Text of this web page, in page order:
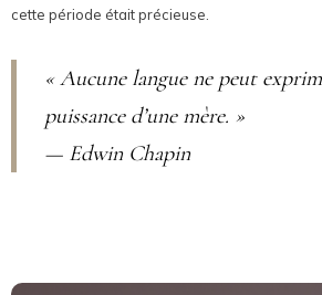
cette période était précieuse.
« Aucune langue ne peut
puissance d’une mère. »
— Edwin Chapin